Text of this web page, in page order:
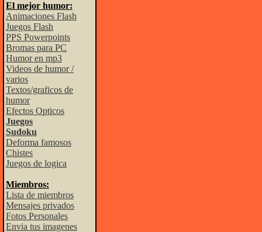
El mejor humor:
Animaciones Flash
Juegos Flash
PPS Powerpoints
Bromas para PC
Humor en mp3
Videos de humor /
varios
Textos/graficos de
humor
Efectos Opticos
Juegos
Sudoku
Deforma famosos
Chistes
Juegos de logica
Miembros:
Lista de miembros
Mensajes privados
Fotos Personales
Envia tus imagenes